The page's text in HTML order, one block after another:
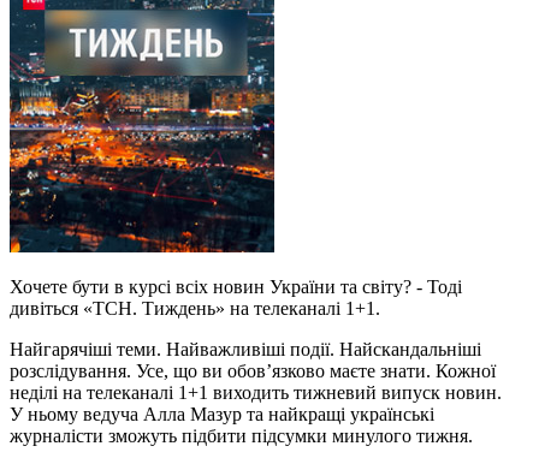
Хочете бути в курсі всіх новин України та світу? - Тоді
дивіться «ТСН. Тиждень» на телеканалі 1+1.
Найгарячіші теми. Найважливіші події. Найскандальніші
розслідування. Усе, що ви обов’язково маєте знати. Кожної
неділі на телеканалі 1+1 виходить тижневий випуск новин.
У ньому ведуча Алла Мазур та найкращі українські
журналісти зможуть підбити підсумки минулого тижня.